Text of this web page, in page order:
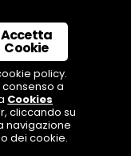
Accetta
Cookie
policy.
a
Cookies
cliccando su
navigazione
dei cookie.